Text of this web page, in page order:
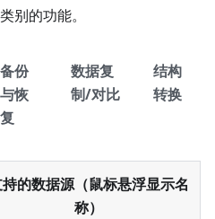
别的功能。
备份
与恢
复
数据复
制/对比
结构
转换
的数据源（鼠标悬浮显示名
称）